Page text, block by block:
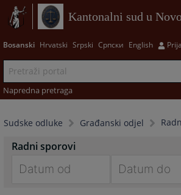
Kantonalni sud u
Bosanski Hrvatski Srpski Српски English
Napredna pretraga
Sudske odluke Građanski odjel
Radni sporovi